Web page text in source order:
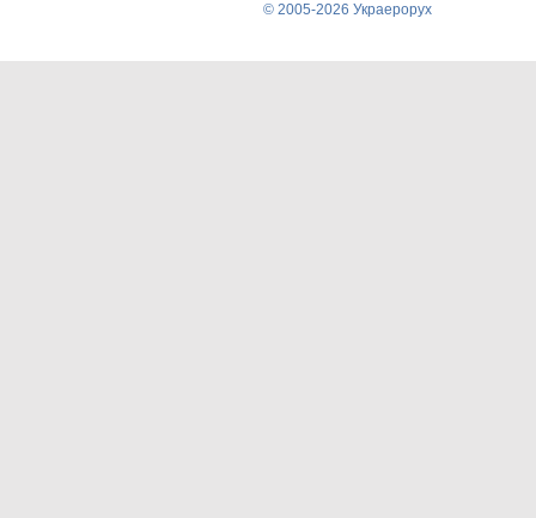
© 2005-2026 Украерорух